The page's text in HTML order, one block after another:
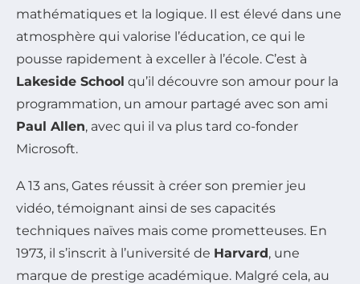
mathématiques et la logique. Il est élevé dans une
atmosphère qui valorise l’éducation, ce qui le
pousse rapidement à exceller à l’école. C’est à
Lakeside School qu’il découvre son amour pour la
programmation, un amour partagé avec son ami
Paul Allen, avec qui il va plus tard co-fonder
Microsoft.
A 13 ans, Gates réussit à créer son premier jeu
vidéo, témoignant ainsi de ses capacités
techniques naïves mais come prometteuses. En
1973, il s’inscrit à l’université de Harvard, une
marque de prestige académique. Malgré cela, au